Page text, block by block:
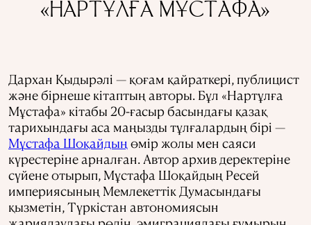
«НАРТҰЛҒА МҰСТАФА»
Дархан Қыдырәлі — қоғам қайраткері, публицист
және бірнеше кітаптың авторы. Бұл «Нартұлға
Мұстафа» кітабы 20-ғасыр басындағы қазақ
тарихындағы аса маңызды тұлғалардың бірі —
Мұстафа Шоқайдың өмір жолы мен саяси
күрестеріне арналған. Автор архив деректеріне
сүйене отырып, Мұстафа Шоқайдың Ресей
империясының Мемлекеттік Думасындағы
қызметін, Түркістан автономиясын